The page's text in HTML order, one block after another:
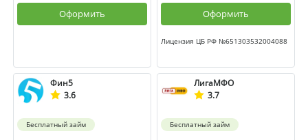
Оформить Оформить
Лицензия ЦБ РФ №651303532004088
Фин5
3.6
Бесплатный займ
ЛигаМФО
3.7
Бесплатный займ